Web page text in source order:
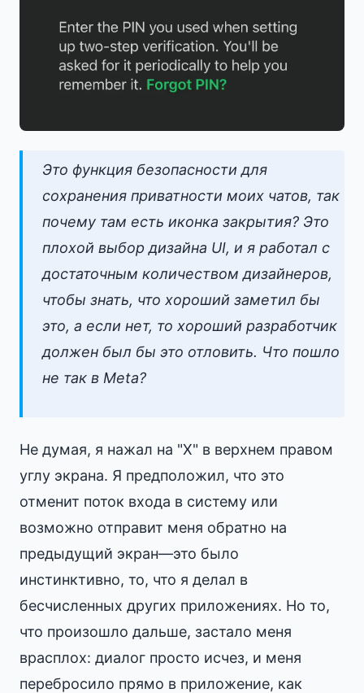
Это функция безопасности для
сохранения приватности моих чатов, так
почему там есть иконка закрытия? Это
плохой выбор дизайна UI, и я работал с
достаточным количеством дизайнеров,
чтобы знать, что хороший заметил бы
это, а если нет, то хороший разработчик
должен был бы это отловить. Что пошло
не так в Meta?
Не думая, я нажал на "X" в верхнем правом
углу экрана. Я предположил, что это
отменит поток входа в систему или
возможно отправит меня обратно на
предыдущий экран—это было
инстинктивно, то, что я делал в
бесчисленных других приложениях. Но то,
что произошло дальше, застало меня
врасплох: диалог просто исчез, и меня
перебросило прямо в приложение, как